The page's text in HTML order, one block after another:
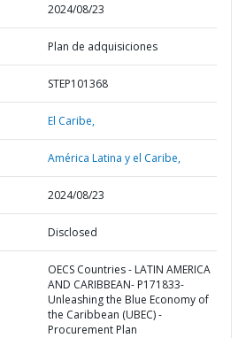
2024/08/23
Plan de adquisiciones
STEP101368
El Caribe,
América Latina y el Caribe,
2024/08/23
Disclosed
OECS Countries - LATIN AMERICA
AND CARIBBEAN- P171833-
Unleashing the Blue Economy of
the Caribbean (UBEC) -
Procurement Plan